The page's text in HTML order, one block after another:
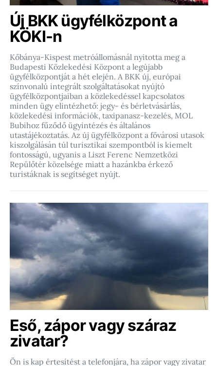
Új BKK ügyfélközpont a
KÖKI-n
Kőbánya-Kispest metróállomásnál nyitotta meg a
Budapesti Közlekedési Központ a legújabb
ügyfélközpontját a hét elején. A BKK új, európai
színvonalú integrált szolgáltatásokat nyújtó
ügyfélközpontjaiban a közlekedéssel kapcsolatos
minden ügy elintézhető: jegy- és bérletvásárlás,
közlekedési információk, taxipanasz-kezelés, MOL
Bubihoz fűződő ügyintézés és általános
utastájékoztatás. Az új ügyfélközpont a fővárosi utasok
kiszolgálásán túl turisztikai szempontból is kiemelt
fontosságú, ugyanis a Liszt Ferenc Nemzetközi
Repülőtér közelsége miatt a hazánkba érkező
turistáknak is segítséget nyújt.
Eső, zápor vagy száraz
zivatar?
Ön is kap értesítést a telefonjára, ha zápor vagy zivatar